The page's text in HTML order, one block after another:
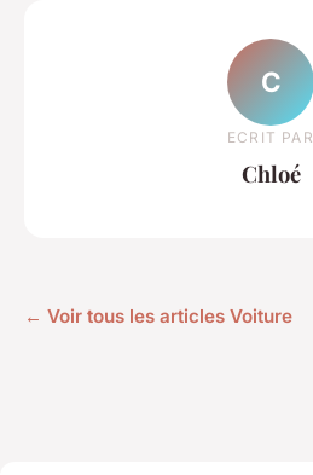
C
ECRIT PAR
Chloé
← Voir tous les articles Voiture